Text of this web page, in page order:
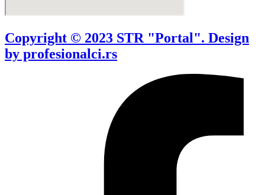
Copyright © 2023 STR "Portal". Design
by profesionalci.rs